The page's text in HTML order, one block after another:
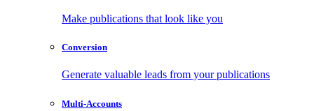
Make publications that look like you
Conversion
Generate valuable leads from your publications
Multi-Accounts